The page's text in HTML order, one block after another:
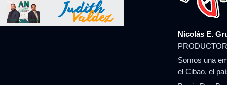
Nicolás E.
Somos una
el Cibao, el